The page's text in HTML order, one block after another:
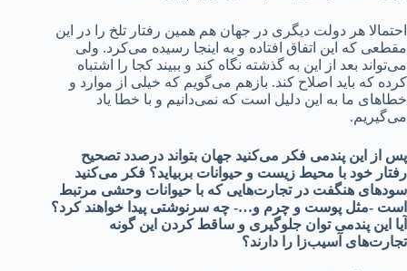
احتمالا هر دولت دیگری در جهان هم همین رفتار تلخ را در این
مقطعی که این اتفاق افتاده و به اینجا رسیده می‌کرد. ولی
می‌تواند بعد از این به گذشته نگاه کند و ببیند کجا را اشتباه
کرده که باید اصلاح کند. بازهم می‌گویم که خیلی از موارد و
خطاهای ‌ما به این دلیل است که نمی‌دانیم و با خطا یاد
می‌گیریم.
پس از این پندمی فکر می‌کنید جهان بتواند درصدد تصحیح
رفتار خود با محیط زیست و حیوانات بربیاید؟ فکر می‌کنید
سودهای هنگفت در تجارت‌هایی که با حیوانات وحشی مرتبط
است -مثل پوست و چرم و…- چه سرنوشتی پیدا خواهند کرد؟
آیا این پندمی توان جلوگیری و ساقط کردن این گونه
تجارت‌های آسیب‌زا را دارند؟